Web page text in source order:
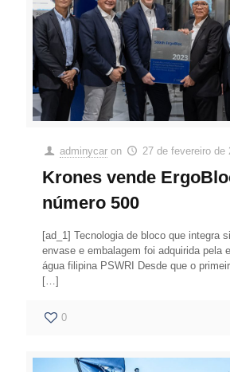
adminycar on 27 de fevereiro de
Krones vende
número 500
[ad_1] Tecnologia de bloco que integra
envase e embalagem foi adquirida pela
água filipina PSWRI Desde que o
[…]
0